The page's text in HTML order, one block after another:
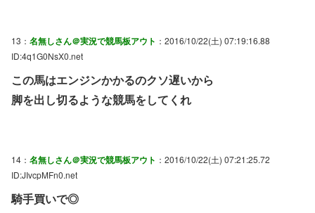
13： 名無しさん＠実況で競馬板アウト ：2016/10/22(土) 07:19:16.88
ID:4q1G0NsX0.net
この馬はエンジンかかるのクソ遅いから
脚を出し切るような競馬をしてくれ
14： 名無しさん＠実況で競馬板アウト ：2016/10/22(土) 07:21:25.72
ID:JIvcpMFn0.net
騎手買いで◎